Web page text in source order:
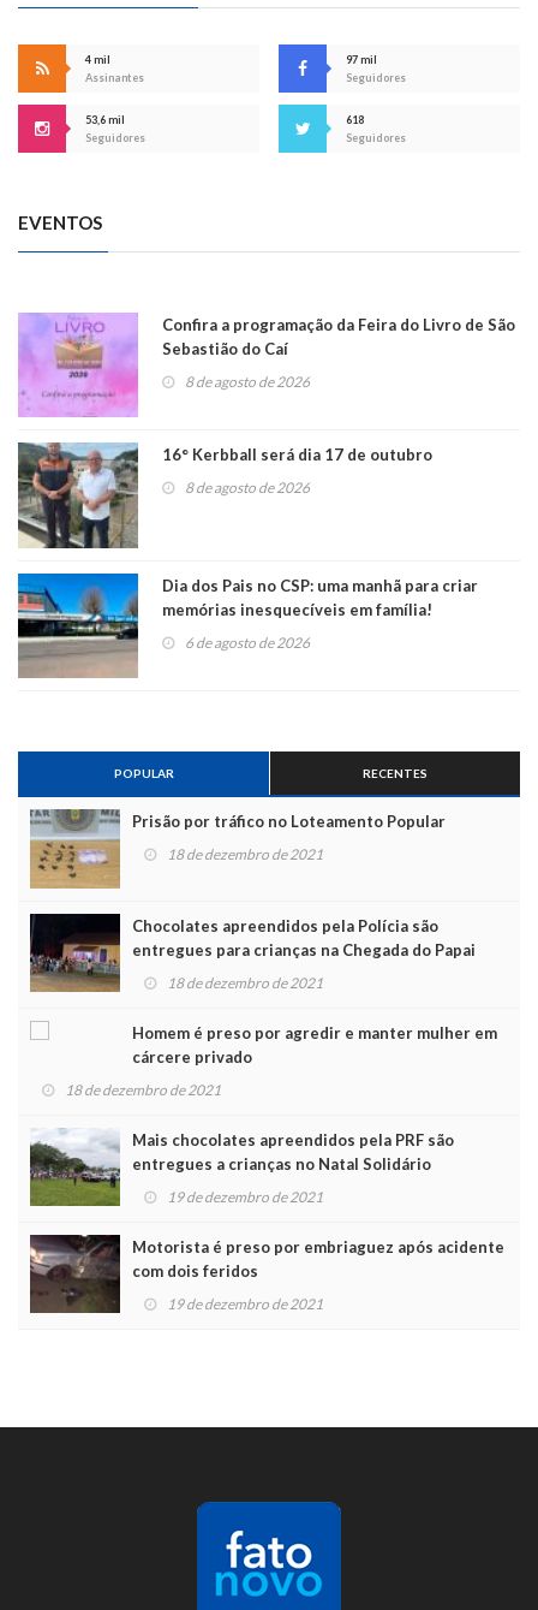
4 mil
Assinantes
97 mil
Seguidores
53,6 mil
Seguidores
618
Seguidores
EVENTOS
Confira a programação da Feira do Livro de São
Sebastião do Caí
8 de agosto de 2026
16° Kerbball será dia 17 de outubro
8 de agosto de 2026
Dia dos Pais no CSP: uma manhã para criar
memórias inesquecíveis em família!
6 de agosto de 2026
POPULAR RECENTES
Prisão por tráfico no Loteamento Popular
18 de dezembro de 2021
Chocolates apreendidos pela Polícia são
entregues para crianças na Chegada do Papai
Noel
18 de dezembro de 2021
Homem é preso por agredir e manter mulher em
cárcere privado
18 de dezembro de 2021
Mais chocolates apreendidos pela PRF são
entregues a crianças no Natal Solidário
19 de dezembro de 2021
Motorista é preso por embriaguez após acidente
com dois feridos
19 de dezembro de 2021